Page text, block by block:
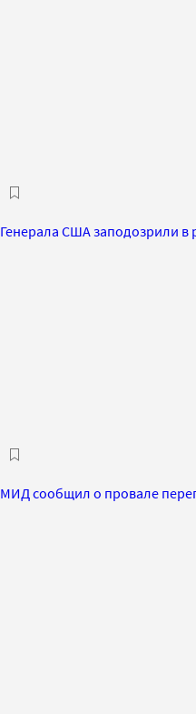
Генерала США заподозрили
МИД сообщил о провале